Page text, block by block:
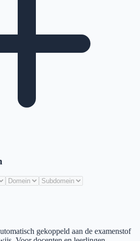
gekoppeld aan de examenstof